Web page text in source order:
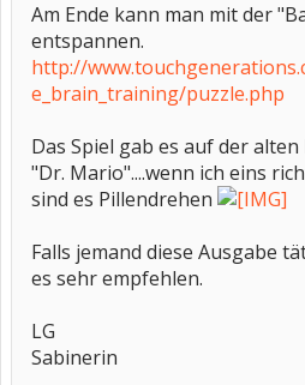
Am Ende kann man mit der
entspannen.
http://
e_brain_training/puzzle.php
Das Spiel gab es auf der
"Dr. Mario"....wenn ich eins
sind es Pillendrehen
Falls jemand diese Ausgabe
es sehr empfehlen.
LG
Sabinerin